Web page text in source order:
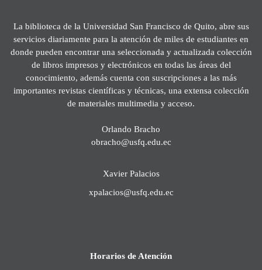
La biblioteca de la Universidad San Francisco de Quito, abre sus
servicios diariamente para la atención de miles de estudiantes en
donde pueden encontrar una seleccionada y actualizada colección
de libros impresos y electrónicos en todas las áreas del
conocimiento, además cuenta con suscripciones a las más
importantes revistas científicas y técnicas, una extensa colección
de materiales multimedia y acceso.
Orlando Bracho
obracho@usfq.edu.ec
Xavier Palacios
xpalacios@usfq.edu.ec
Horarios de Atención